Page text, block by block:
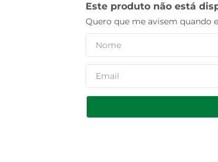
Este produto não está
Quero que me avisem quando